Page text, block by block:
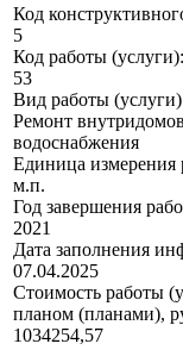
Код
5
Код работы (услуги):
53
Вид работы
Ремонт
водоснабжения
Единица измерения
м.п.
Год завершения
2021
Дата заполнения
07.04.2025
Стоимость работы
планом (планами),
1034254,57